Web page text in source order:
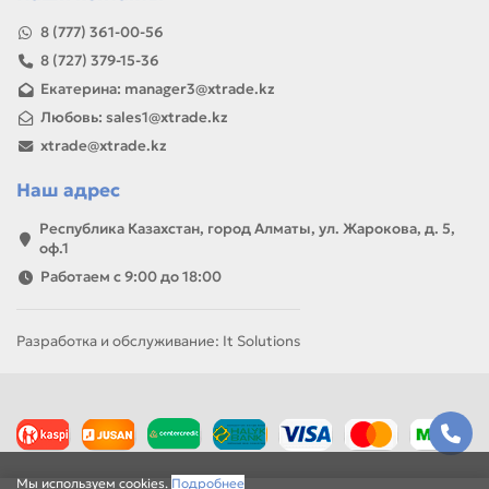
Мы используем cookies. Подробнее
8 (777) 361-00-56
8 (727) 379-15-36
Екатерина: manager3@xtrade.kz
Любовь: sales1@xtrade.kz
xtrade@xtrade.kz
Наш адрес
Республика Казахстан, город Алматы, ул. Жарокова, д. 5,
оф.1
Работаем с 9:00 до 18:00
Разработка и обслуживание: It Solutions